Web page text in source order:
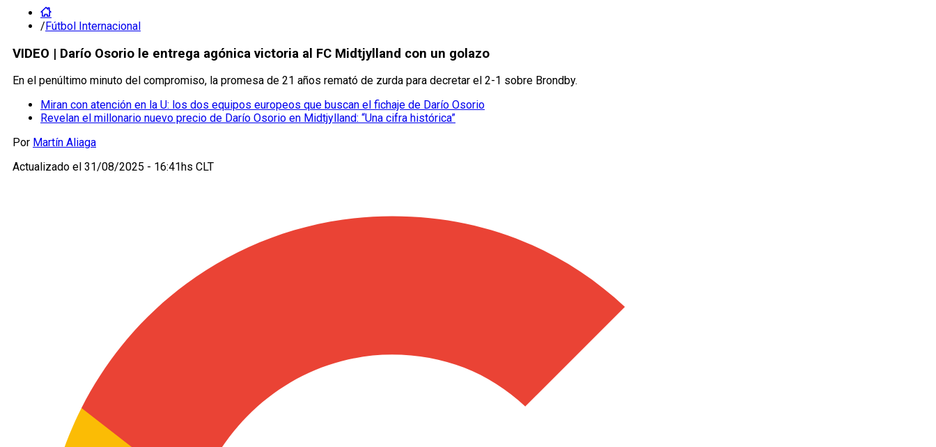
/Fútbol Internacional
VIDEO | Darío Osorio le entrega agónica victoria al FC Midtjylland con un golazo
En el penúltimo minuto del compromiso, la promesa de 21 años remató de zurda para decretar el 2-1 sobre Brondby.
Miran con atención en la U: los dos equipos europeos que buscan el fichaje de Darío Osorio
Revelan el millonario nuevo precio de Darío Osorio en Midtjylland: “Una cifra histórica”
Por Martín Aliaga
Actualizado el 31/08/2025 - 16:41hs CLT